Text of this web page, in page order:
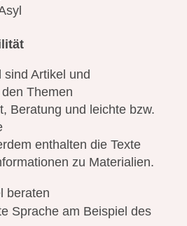
Artikel und
Themen
Beratung und leichte bzw.
enthalten die Texte
zu Materialien.
beraten
Sprache am Beispiel des